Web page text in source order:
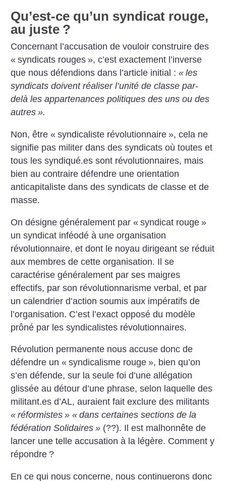
Qu’est-ce qu’un syndicat rouge,
au juste ?
Concernant l’accusation de vouloir construire des
« syndicats rouges », c’est exactement l’inverse
que nous défendions dans l’article initial :« les
syndicats doivent réaliser l’unité de classe par-
delà les appartenances politiques des uns ou des
autres ».
Non, être « syndicaliste révolutionnaire », cela ne
signifie pas militer dans des syndicats où toutes et
tous les syndiqué.es sont révolutionnaires, mais
bien au contraire défendre une orientation
anticapitaliste dans des syndicats de classe et de
masse.
On désigne généralement par « syndicat rouge »
un syndicat inféodé à une organisation
révolutionnaire, et dont le noyau dirigeant se réduit
aux membres de cette organisation. Il se
caractérise généralement par ses maigres
effectifs, par son révolutionnarisme verbal, et par
un calendrier d’action soumis aux impératifs de
l’organisation. C’est l’exact opposé du modèle
prôné par les syndicalistes révolutionnaires.
Révolution permanente nous accuse donc de
défendre un « syndicalisme rouge », bien qu’on
s’en défende, sur la seule foi d’une allégation
glissée au détour d’une phrase, selon laquelle des
militant.es d’AL, auraient fait exclure des militants
« réformistes » « dans certaines sections de la
fédération Solidaires » (??). Il est malhonnête de
lancer une telle accusation à la légère. Comment y
répondre ?
En ce qui nous concerne, nous continuerons donc